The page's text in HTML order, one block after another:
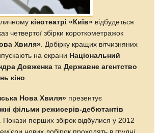
кінотеатрі «Київ» відбудеться
четвертої збірки короткометражок
Хвиля» . Добірку кращих вітчизняних
на екрани Національний
Довженка таДержавне агентство
кіно
Нова Хвиля» презентує
фільми режисерів-дебютантів
Покази перших збірок відбулися у 2012